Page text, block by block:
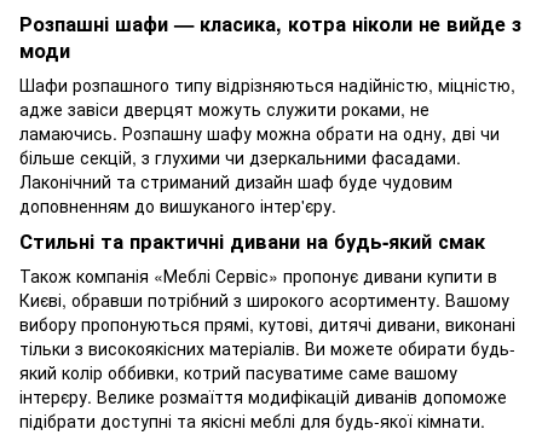
Розпашні шафи — класика, котра ніколи не вийде з
моди
Шафи розпашного типу відрізняються надійністю, міцністю,
адже завіси дверцят можуть служити роками, не
ламаючись. Розпашну шафу можна обрати на одну, дві чи
більше секцій, з глухими чи дзеркальними фасадами.
Лаконічний та стриманий дизайн шаф буде чудовим
доповненням до вишуканого інтер'єру.
Стильні та практичні дивани на будь-який смак
Також компанія «Меблі Сервіс» пропонує дивани купити в
Києві, обравши потрібний з широкого асортименту. Вашому
вибору пропонуються прямі, кутові, дитячі дивани, виконані
тільки з високоякісних матеріалів. Ви можете обирати будь-
який колір оббивки, котрий пасуватиме саме вашому
інтерєру. Велике розмаїття модифікацій диванів допоможе
підібрати доступні та якісні меблі для будь-якої кімнати.